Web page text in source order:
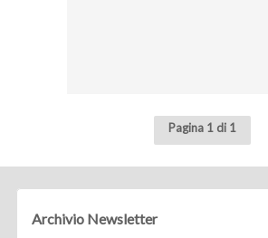
Pagina 1 di 1
Archivio Newsletter